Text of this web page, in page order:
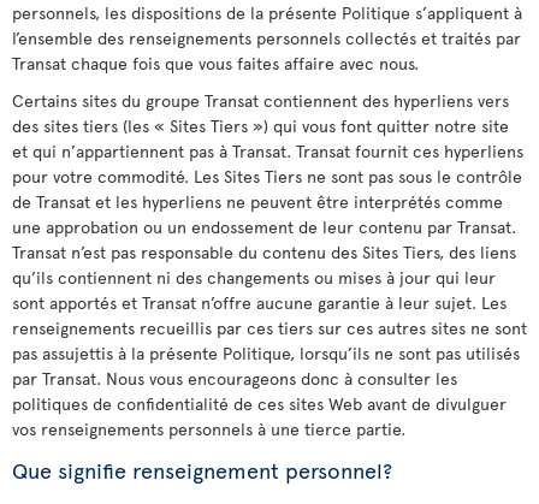
personnels, les dispositions de la présente Politique s’appliquent à
l’ensemble des renseignements personnels collectés et traités par
Transat chaque fois que vous faites affaire avec nous.
Certains sites du groupe Transat contiennent des hyperliens vers
des sites tiers (les « Sites Tiers ») qui vous font quitter notre site
et qui n’appartiennent pas à Transat. Transat fournit ces hyperliens
pour votre commodité. Les Sites Tiers ne sont pas sous le contrôle
de Transat et les hyperliens ne peuvent être interprétés comme
une approbation ou un endossement de leur contenu par Transat.
Transat n’est pas responsable du contenu des Sites Tiers, des liens
qu’ils contiennent ni des changements ou mises à jour qui leur
sont apportés et Transat n’offre aucune garantie à leur sujet. Les
renseignements recueillis par ces tiers sur ces autres sites ne sont
pas assujettis à la présente Politique, lorsqu’ils ne sont pas utilisés
par Transat. Nous vous encourageons donc à consulter les
politiques de confidentialité de ces sites Web avant de divulguer
vos renseignements personnels à une tierce partie.
Que signifie renseignement personnel?